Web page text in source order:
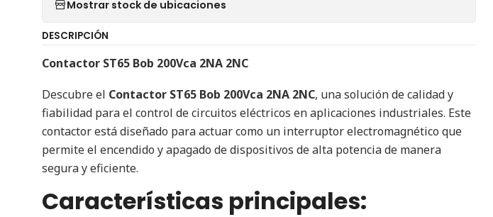
Mostrar stock de ubicaciones
DESCRIPCIÓN
Contactor ST65 Bob 200Vca 2NA 2NC
Descubre el Contactor ST65 Bob 200Vca 2NA 2NC, una solución de calidad y
fiabilidad para el control de circuitos eléctricos en aplicaciones industriales. Este
contactor está diseñado para actuar como un interruptor electromagnético que
permite el encendido y apagado de dispositivos de alta potencia de manera
segura y eficiente.
Características principales: